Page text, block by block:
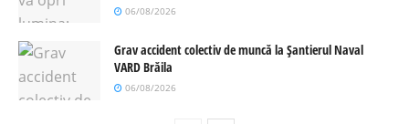
06/08/2026
Grav accident colectiv de muncă la Șantierul Naval
VARD Brăila
06/08/2026